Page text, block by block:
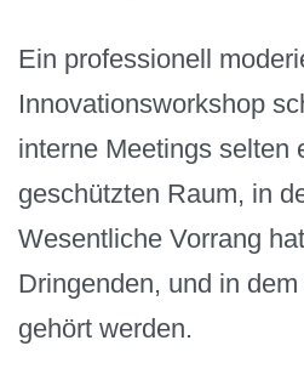
Ein professionell
Innovationsworkshop
interne Meetings selten
geschützten Raum, in
Wesentliche Vorrang
Dringenden, und in
gehört werden.